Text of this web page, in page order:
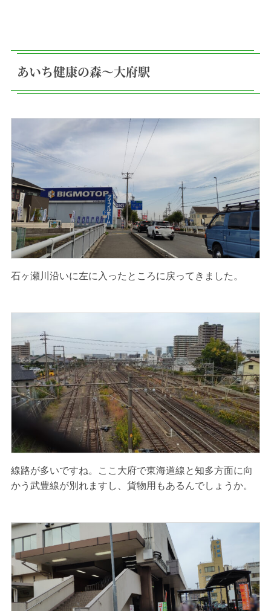
あいち健康の森〜大府駅
石ヶ瀬川沿いに左に入ったところに戻ってきました。
線路が多いですね。ここ大府で東海道線と知多方面に向
かう武豊線が別れますし、貨物用もあるんでしょうか。